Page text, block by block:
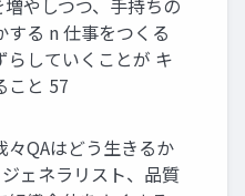
やしつつ、手持ちの
する n 仕事をつくる
していくことが キ
こと 57
々QAはどう生きるか
ェネラリスト、品質